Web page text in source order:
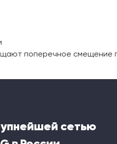
поперечное смещение
сетью